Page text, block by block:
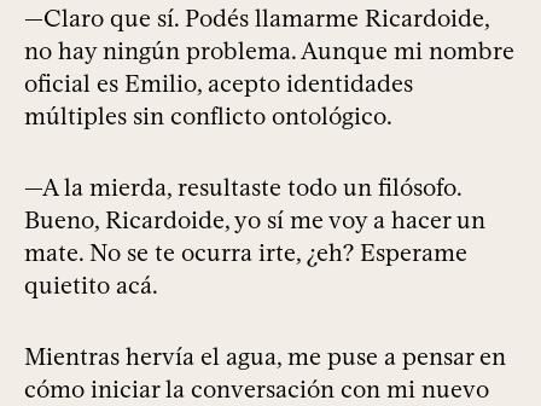
—Claro que sí. Podés llamarme Ricardoide,
no hay ningún problema. Aunque mi nombre
oficial es Emilio, acepto identidades
múltiples sin conflicto ontológico.
—A la mierda, resultaste todo un filósofo.
Bueno, Ricardoide, yo sí me voy a hacer un
mate. No se te ocurra irte, ¿eh? Esperame
quietito acá.
Mientras hervía el agua, me puse a pensar en
cómo iniciar la conversación con mi nuevo